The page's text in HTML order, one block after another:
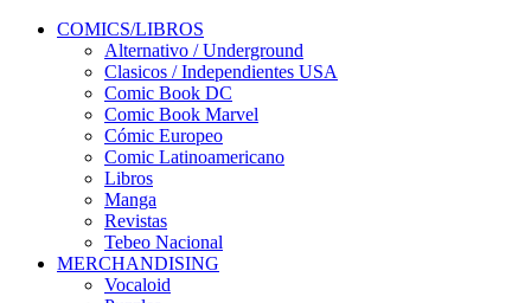
COMICS/LIBROS
Alternativo / Underground
Clasicos / Independientes USA
Comic Book DC
Comic Book Marvel
Cómic Europeo
Comic Latinoamericano
Libros
Manga
Revistas
Tebeo Nacional
MERCHANDISING
Vocaloid